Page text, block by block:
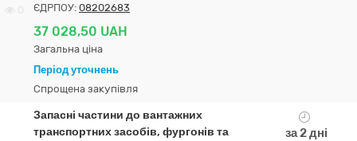
ЄДРПОУ: 08202683
37 028,50 UAH
Загальна ціна
Період уточнень
Спрощена закупівля
Запасні частини до вантажних
транспортних засобів, фургонів та
за 2 дні